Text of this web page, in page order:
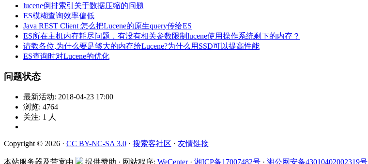
lucene倒排索引关于数据压缩的问题
ES模糊查询效率偏低
Java REST Client 怎么把Lucene的原生query传给ES
ES所在主机内存耗尽问题，有没有相关参数限制lucene使用操作系统剩下的内存？
请教各位,为什么要足够大的内存给Lucene?为什么用SSD可以提高性能
ES查询时对Lucene的优化
问题状态
最新活动: 2018-04-23 17:00
浏览: 4764
关注: 1 人
Copyright © 2026 · CC BY-NC-SA 3.0 · 搜索客社区 · 友情链接
本站服务器及带宽由 提供赞助 · 网站程序: WeCenter· 湘ICP备17007482号 · 湘公网安备43010402002319号